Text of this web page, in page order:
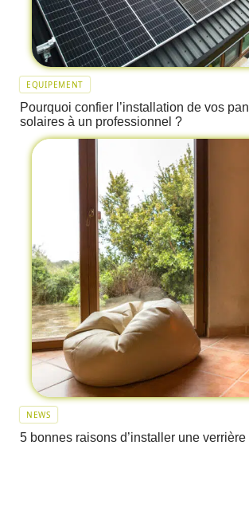
EQUIPEMENT
Pourquoi confier l’installation de vos
solaires à un professionnel ?
NEWS
5 bonnes raisons d’installer une